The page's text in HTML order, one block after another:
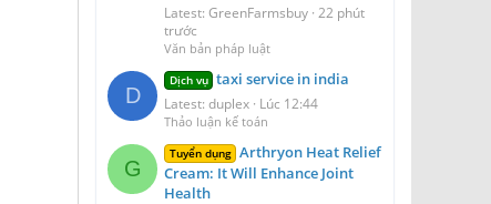
Latest: GreenFarmsbuy 22 phút
trước
Văn bản pháp luật
D
Dịch vụ taxi service in india
Latest: duplex Lúc 12:44
Thảo luận kế toán
G
Tuyển dụng Arthryon Heat Relief
Cream: It Will Enhance Joint
Health